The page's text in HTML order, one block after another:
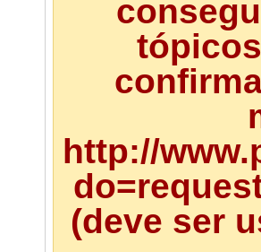
http://
(deve ser